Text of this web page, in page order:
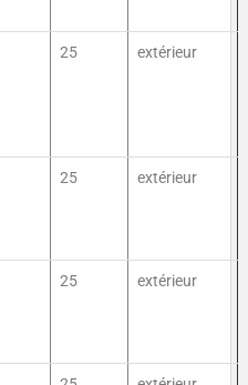
25 extérieur
25 extérieur
25 extérieur